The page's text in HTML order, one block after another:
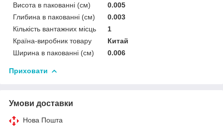
Висота в пакованні (см)
0.005
Глибина в пакованні (см)
0.003
Кількість вантажних місць
1
Країна-виробник товару
Китай
Ширина в пакованні (см)
0.006
Приховати
Умови доставки
Нова Пошта